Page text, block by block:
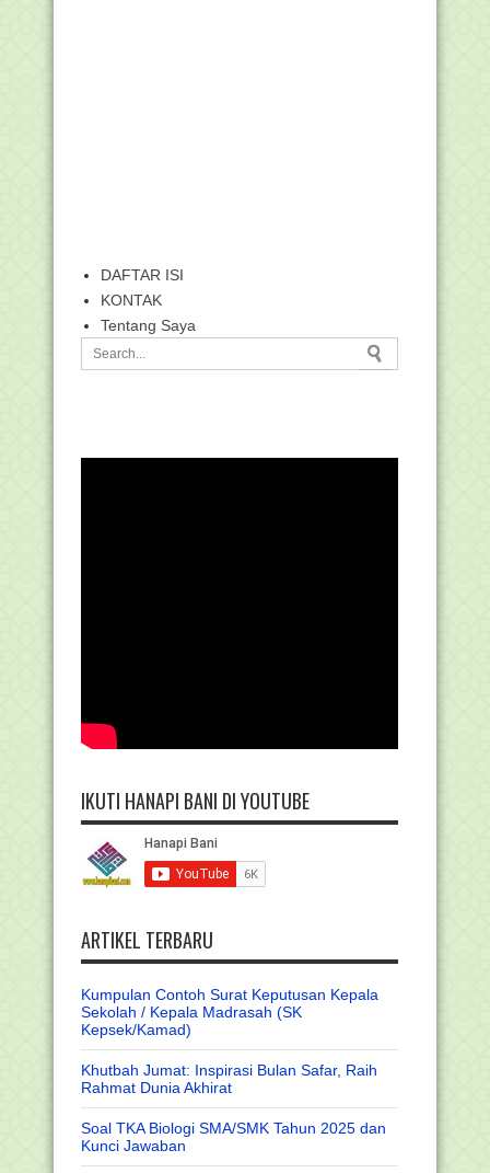
DAFTAR ISI
KONTAK
Tentang Saya
IKUTI HANAPI BANI DI YOUTUBE
ARTIKEL TERBARU
Kumpulan Contoh Surat Keputusan Kepala
Sekolah / Kepala Madrasah (SK
Kepsek/Kamad)
Khutbah Jumat: Inspirasi Bulan Safar, Raih
Rahmat Dunia Akhirat
Soal TKA Biologi SMA/SMK Tahun 2025 dan
Kunci Jawaban